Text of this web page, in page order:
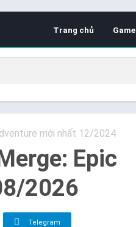
Trang chủ Game
mới nhất 12/2024
Epic
2026
Telegram